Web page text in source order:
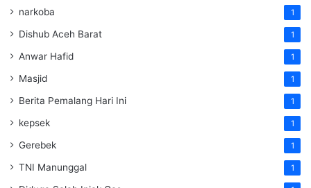
narkoba 1
Dishub Aceh Barat 1
Anwar Hafid 1
Masjid 1
Berita Pemalang Hari Ini 1
kepsek 1
Gerebek 1
TNI Manunggal 1